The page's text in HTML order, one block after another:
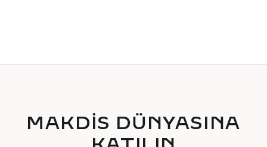
MAKDİS DÜNYASINA